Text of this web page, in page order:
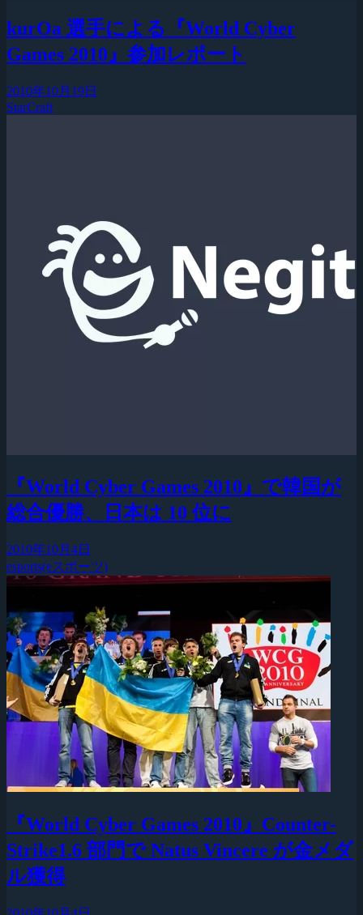
kurOa 選手による『World Cyber
Games 2010』参加レポート
2010年10月19日
StarCraft
『World Cyber Games 2010』で韓国が
総合優勝、日本は 10 位に
2010年10月4日
esports(eスポーツ)
『World Cyber Games 2010』Counter-
Strike1.6 部門で Natus Vincere が金メダ
ル獲得